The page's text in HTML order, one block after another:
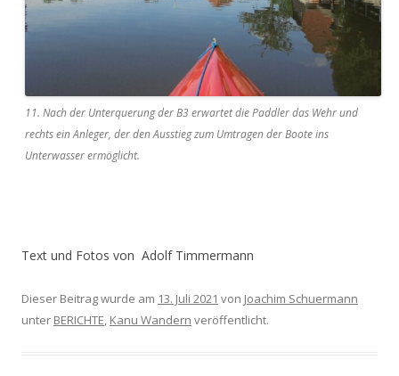
11. Nach der Unterquerung der B3 erwartet die Paddler das Wehr und
rechts ein Anleger, der den Ausstieg zum Umtragen der Boote ins
Unterwasser ermöglicht.
Text und Fotos von Adolf Timmermann
Dieser Beitrag wurde am 13. Juli 2021 von Joachim Schuermann
unter BERICHTE, Kanu Wandern veröffentlicht.